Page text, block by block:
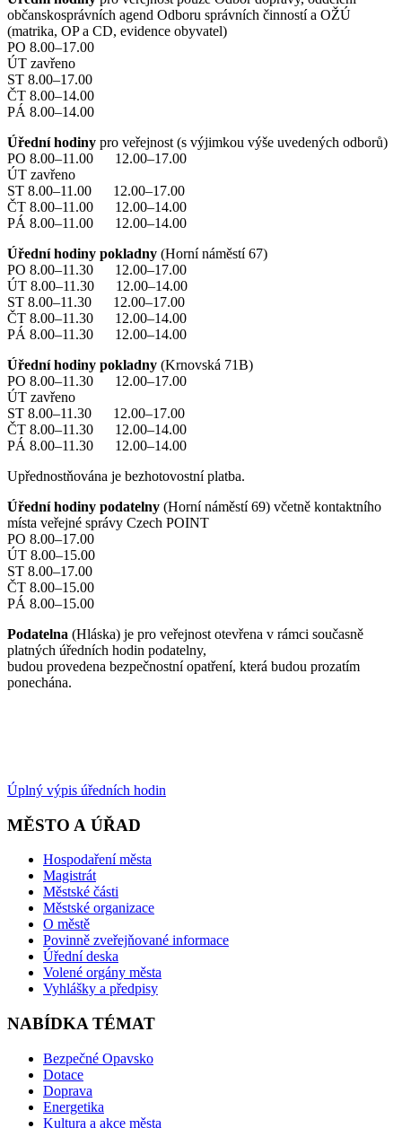
občanskosprávních agend Odboru správních činností a OŽÚ
(matrika, OP a CD, evidence obyvatel)
PO 8.00–17.00
ÚT zavřeno
ST 8.00–17.00
ČT 8.00–14.00
PÁ 8.00–14.00
Úřední hodiny pro veřejnost (s výjimkou výše uvedených odborů)
PO 8.00–11.00 12.00–17.00
ÚT zavřeno
ST 8.00–11.00 12.00–17.00
ČT 8.00–11.00 12.00–14.00
PÁ 8.00–11.00 12.00–14.00
Úřední hodiny pokladny (Horní náměstí 67)
PO 8.00–11.30 12.00–17.00
ÚT 8.00–11.30 12.00–14.00
ST 8.00–11.30 12.00–17.00
ČT 8.00–11.30 12.00–14.00
PÁ 8.00–11.30 12.00–14.00
Úřední hodiny pokladny (Krnovská 71B)
PO 8.00–11.30 12.00–17.00
ÚT zavřeno
ST 8.00–11.30 12.00–17.00
ČT 8.00–11.30 12.00–14.00
PÁ 8.00–11.30 12.00–14.00
Upřednostňována je bezhotovostní platba.
Úřední hodiny podatelny (Horní náměstí 69) včetně kontaktního
místa veřejné správy Czech POINT
PO 8.00–17.00
ÚT 8.00–15.00
ST 8.00–17.00
ČT 8.00–15.00
PÁ 8.00–15.00
Podatelna (Hláska) je pro veřejnost otevřena v rámci současně
platných úředních hodin podatelny,
budou provedena bezpečnostní opatření, která budou prozatím
ponechána.
Úplný výpis úředních hodin
MĚSTO A ÚŘAD
Hospodaření města
Magistrát
Městské části
Městské organizace
O městě
Povinně zveřejňované informace
Úřední deska
Volené orgány města
Vyhlášky a předpisy
NABÍDKA TÉMAT
Bezpečné Opavsko
Dotace
Doprava
Energetika
Kultura a akce města